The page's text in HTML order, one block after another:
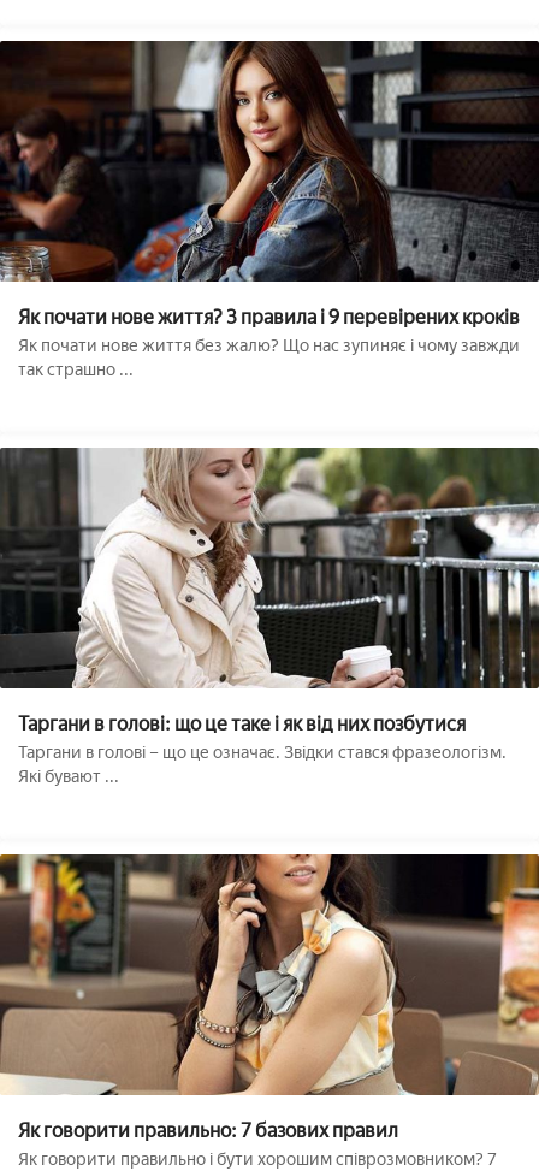
Як почати нове життя? 3 правила і 9 перевірених кроків
Як почати нове життя без жалю? Що нас зупиняє і чому завжди
так страшно ...
Таргани в голові: що це таке і як від них позбутися
Таргани в голові – що це означає. Звідки стався фразеологізм.
Які бувают ...
Як говорити правильно: 7 базових правил
Як говорити правильно і бути хорошим співрозмовником? 7